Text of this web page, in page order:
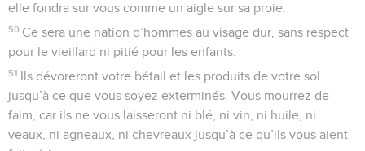
elle fondra sur vous comme un aigle sur sa proie.
50 Ce sera une nation d’hommes au visage dur, sans respect
pour le vieillard ni pitié pour les enfants.
51 Ils dévoreront votre bétail et les produits de votre sol
jusqu’à ce que vous soyez exterminés. Vous mourrez de
faim, car ils ne vous laisseront ni blé, ni vin, ni huile, ni
veaux, ni agneaux, ni chevreaux jusqu’à ce qu’ils vous aient